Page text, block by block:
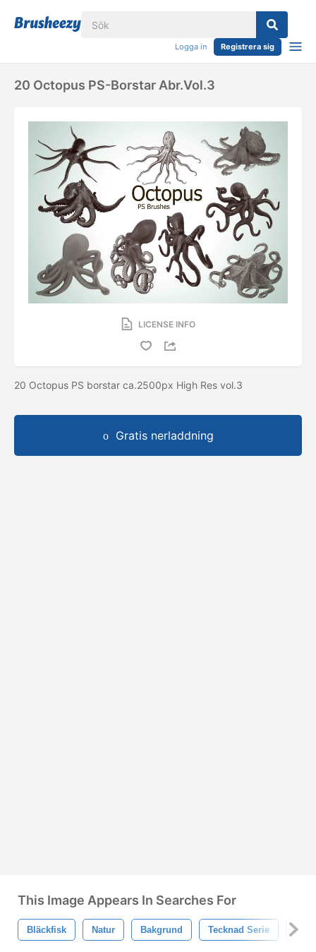
Logga in Registrera sig
20 Octopus PS-Borstar Abr.vol.3
LICENSE INFO
20 Octopus PS borstar ca.2500px High Res vol.3
Gratis nerladdning
This Image Appears In Searches For
Bläckfisk Natur Bakgrund Tecknad Serie